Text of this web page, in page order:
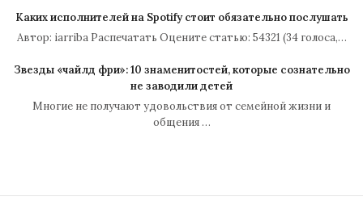
Каких исполнителей на Spotify стоит обязательно послушать
Автор: iarriba Распечатать Оцените статью: 54321 (34 голоса,…
Звезды «чайлд фри»: 10 знаменитостей, которые сознательно
не заводили детей
Многие не получают удовольствия от семейной жизни и
общения …